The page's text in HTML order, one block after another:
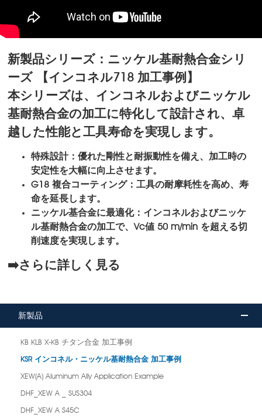
新製品シリーズ：ニッケル基耐熱合金シリ
ーズ 【インコネル718 加工事例】
本シリーズは、インコネルおよびニッケル
基耐熱合金の加工に特化して設計され、卓
越した性能と工具寿命を実現します。
特殊設計：優れた剛性と耐振動性を備え、加工時の
安定性を大幅に向上させます。
G18 複合コーティング：工具の耐摩耗性を高め、寿
命を延長します。
ニッケル基合金に最適化：インコネルおよびニッケ
ル基耐熱合金の加工で、Vc値 50 m/min を超える切
削速度を実現します。
➡️さらに詳しく見る
新製品
KB KLB X-KB チタン合金 加工事例
KSR インコネル・ニッケル基耐熱合金 加工事例
XEW(A) Aluminum Ally Application Example
DHF_XEW A _ SUS304
DHF_XEW A S45C